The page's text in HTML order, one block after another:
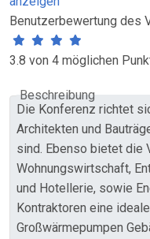
Benutzerbewertung des
3.8 von 4 möglichen
Beschreibung
Die Konferenz richtet
Architekten und
sind. Ebenso bietet die
Wohnungswirtschaft,
und Hotellerie, sowie
Kontraktoren eine
Großwärmepumpen